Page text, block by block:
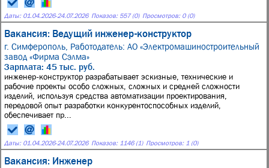
Даты: 01.04.2026-24.07.2026 Показов: 557 (0) Просмотров: 0 (0)
Вакансия: Ведущий инженер-конструктор
г. Симферополь, Работодатель: АО «Электромашиностроительный
завод «Фирма Сэлма»
Зарплата: 45 тыс. руб.
инженер-конструктор разрабатывает эскизные, технические и
рабочие проекты особо сложных, сложных и средней сложности
изделий, используя средства автоматизации проектирования,
передовой опыт разработки конкурентоспособных изделий,
обеспечивает пр...
Даты: 01.04.2026-24.07.2026 Показов: 1146 (1) Просмотров: 1 (0)
Вакансия: Инженер